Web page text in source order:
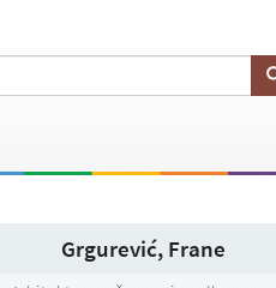
Grgurević, Frane